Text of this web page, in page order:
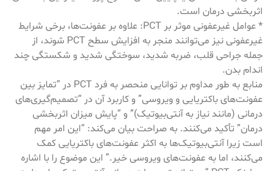
اثربخشی درمان است.
* عوامل غیرعفونی موثر بر PCT: علاوه بر عفونت‌ها، برخی شرایط
غیرعفونی نیز می‌توانند منجر به افزایش سطح PCT شوند، از
جمله جراحی قلب، ضربه شدید، سوختگی شدید و شکستگی چند
اندام بدن.
منابع به طور مداوم بر توانایی منحصر به فرد PCT در “تمایز بین
عفونت‌های باکتریایی و ویروسی” و کاربرد آن در “تصمیم‌گیری‌های
درمانی (مانند نیاز به آنتی‌بیوتیک)” و “پایش میزان اثربخشی
درمان” تأکید می‌کنند. به صراحت بیان می‌کند: “این امر مهم
است زیرا آنتی‌بیوتیک‌ها به اکثر عفونت‌های باکتریایی کمک
می‌کنند، اما به عفونت‌های ویروسی خیر.” این موضوع را با اشاره